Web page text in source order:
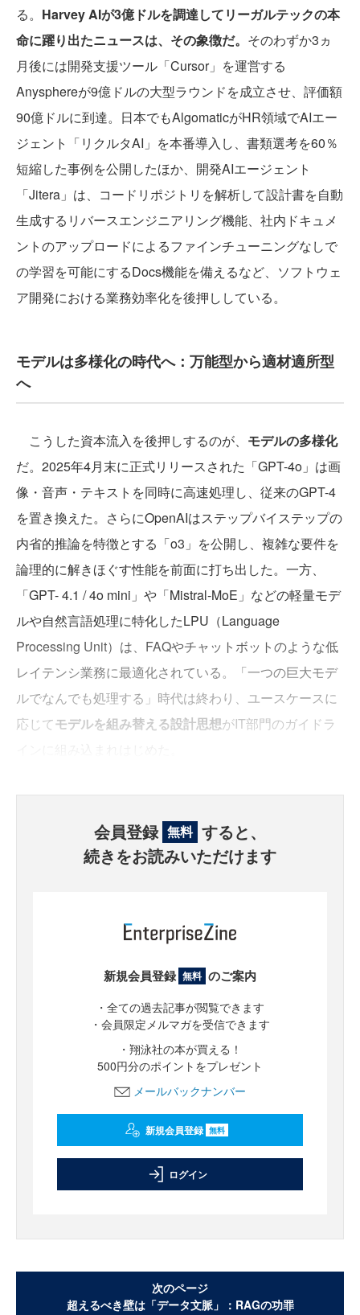
る。 Harvey AIが3億ドルを調達してリーガルテックの本
命に躍り出たニュースは、その象徴だ。 そのわずか3ヵ
月後には開発支援ツール「Cursor」を運営する
Anysphereが9億ドルの大型ラウンドを成立させ、評価額
90億ドルに到達。日本でもAlgomaticがHR領域でAIエー
ジェント「リクルタAI」を本番導入し、書類選考を60％
短縮した事例を公開したほか、開発AIエージェント
「Jitera」は、コードリポジトリを解析して設計書を自動
生成するリバースエンジニアリング機能、社内ドキュメ
ントのアップロードによるファインチューニングなしで
の学習を可能にするDocs機能を備えるなど、ソフトウェ
ア開発における業務効率化を後押ししている。
モデルは多様化の時代へ：万能型から適材適所型
へ
こうした資本流入を後押しするのが、 モデルの多様化
だ。2025年4月末に正式リリースされた「GPT-4o」は画
像・音声・テキストを同時に高速処理し、従来のGPT-4
を置き換えた。さらにOpenAIはステップバイステップの
内省的推論を特徴とする「o3」を公開し、複雑な要件を
論理的に解きほぐす性能を前面に打ち出した。一方、
「GPT- 4.1 / 4o mini」や「Mistral-MoE」などの軽量モデ
ルや自然言語処理に特化したLPU（Language
Processing Unit）は、FAQやチャットボットのような低
レイテンシ業務に最適化されている。「一つの巨大モデ
ルでなんでも処理する」時代は終わり、ユースケースに
応じてモデルを組み替える設計思想がIT部門のガイドラ
会員登録 無料 すると、
続きをお読みいただけます
新規会員登録 無料 のご案内
・全ての過去記事が閲覧できます
・会員限定メルマガを受信できます
・翔泳社の本が買える！
500円分のポイントをプレゼント
メールバックナンバー
新規会員登録 無料
ログイン
次のページ
超えるべき壁は「データ文脈」：RAGの功罪